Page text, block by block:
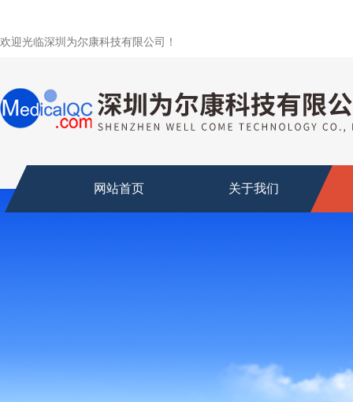
欢迎光临深圳为尔康科技有限公司！
网站首页 关于我们